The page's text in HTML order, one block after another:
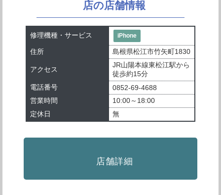
店の店舗情報
修理機種・サービス iPhone
住所 島根県松江市竹矢町1830
アクセス
JR山陽本線東松江駅から
徒歩約15分
電話番号
0852-69-4688
営業時間
10:00～18:00
定休日
無
店舗詳細